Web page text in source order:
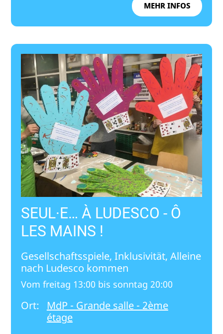
MEHR INFOS
SEUL·E… À LUDESCO - Ô
LES MAINS !
Gesellschaftsspiele, Inklusivität, Alleine
nach Ludesco kommen
Vom freitag 13:00 bis sonntag 20:00
Ort:
MdP - Grande salle - 2ème
étage